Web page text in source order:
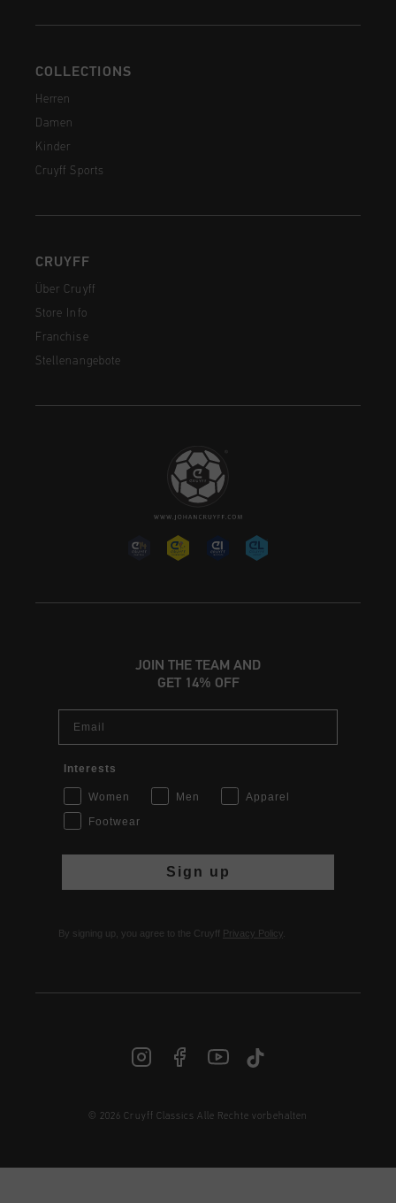
DE | € EUR
COLLECTIONS
Herren
Damen
Kinder
Cruyff Sports
CRUYFF
Über Cruyff
Store Info
Franchise
Stellenangebote
JOIN THE TEAM AND
GET 14% OFF
Interests
Women Men
Apparel
Footwear
Sign up
By signing up, you agree to the Cruyff Privacy Policy
© 2026 Cruyff Classics Alle Rechte vorbehalten